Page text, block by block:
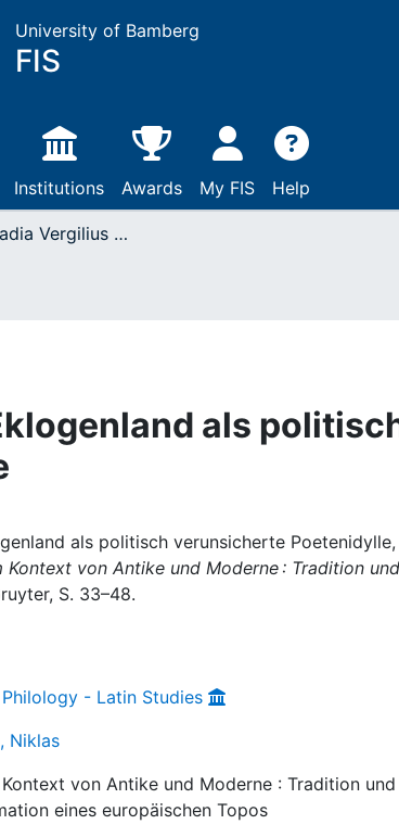
University of Bamberg
FIS
Institutions Awards My FIS Help
Non in Arcadia Vergilius : Eklogenland als politisch verunsicherte Poetenidylle
als
als politisch verunsicherte Poetenidylle,
Kontext von Antike und Moderne : Tradition und
S. 33–48.
- Latin Studies
Niklas
von Antike und Moderne : Tradition und
eines europäischen Topos